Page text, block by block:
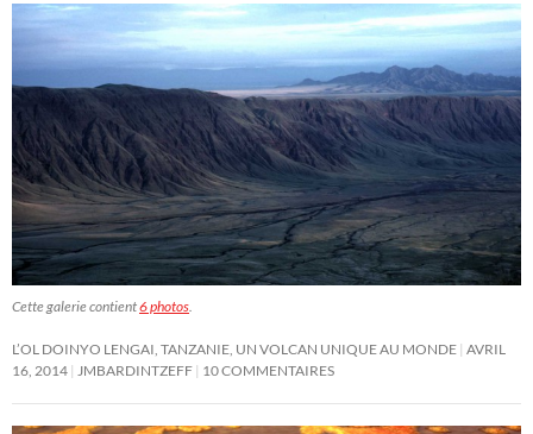
Cette galerie contient6 photos.
L’OL DOINYO LENGAI, TANZANIE, UN VOLCAN UNIQUE AU MONDE AVRIL
16, 2014 JMBARDINTZEFF 10 COMMENTAIRES